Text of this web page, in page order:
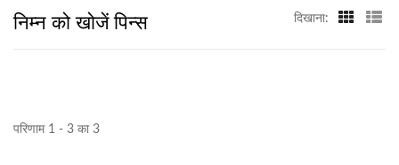
निम्न को खोजें पिन्स दिखाना:
परिणाम 1 - 3 का 3